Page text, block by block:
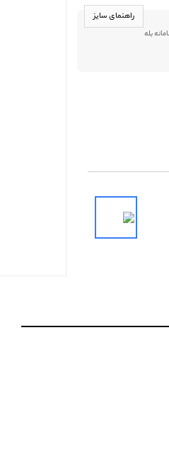
راهنمای سایز
در سامانه بله